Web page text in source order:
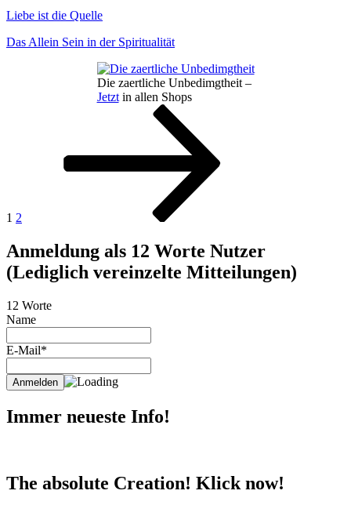
Liebe ist die Quelle
Das Allein Sein in der Spiritualität
Die zaertliche Unbedimgtheit –
Jetztin allen Shops
Seitennummerierung
Beiträge
1 2
Anmeldung als 12 Worte Nutzer
(Lediglich vereinzelte Mitteilungen)
12 Worte
Name
E-Mail*
Immer neueste Info!
The absolute Creation! Klick now!